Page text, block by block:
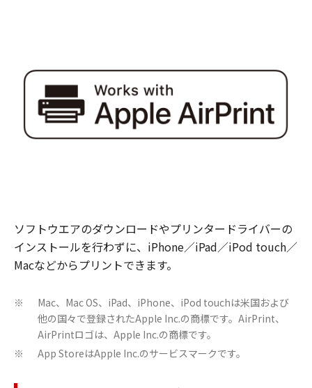
ソフトウエアのダウンロードやプリンタードライバーの
インストールを行わずに、iPhone／iPad／iPod touch／
Macなどからプリントできます。
※
Mac、Mac OS、iPad、iPhone、iPod touchは米国および
他の国々で登録されたApple Inc.の商標です。AirPrint、
AirPrintロゴは、Apple Inc.の商標です。
※ App StoreはApple Inc.のサービスマークです。